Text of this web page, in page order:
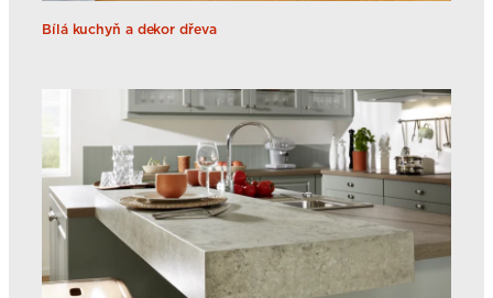
Bílá kuchyň a dekor dřeva